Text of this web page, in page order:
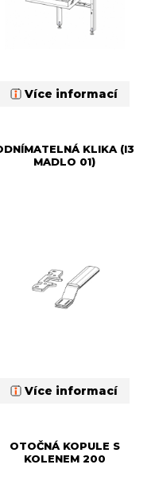
Více informací
KLIKA (I3
MADLO 01)
Více informací
OTOČNÁ KOPULE S
KOLENEM 200